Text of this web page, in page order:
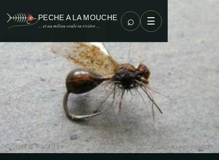
PECHE A LA MOUCHE
… et au milieu coule ta rivière … ⌕ ☰